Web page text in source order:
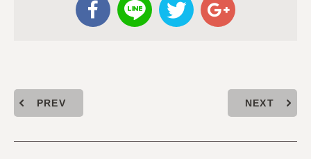
PREV NEXT